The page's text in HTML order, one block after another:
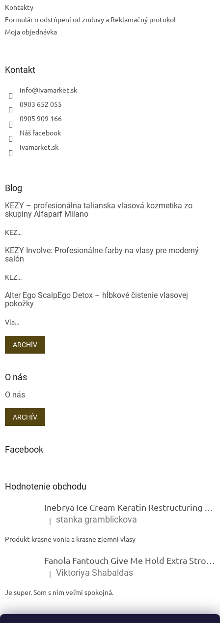
Kontakty
Formulár o odstúpení od zmluvy a Reklamačný protokol
Moja objednávka
Kontakt
info@ivamarket.sk
0903 652 055
0905 909 166
Náš facebook
ivamarket.sk
Blog
KEZY – profesionálna talianska vlasová kozmetika zo
skupiny Alfaparf Milano
KEZ...
KEZY Involve: Profesionálne farby na vlasy pre moderný
salón
KEZ...
Alter Ego ScalpEgo Detox – hĺbkové čistenie vlasovej
pokožky
Vla...
ARCHÍV
O nás
O nás
ARCHÍV
Facebook
Hodnotenie obchodu
Inebrya Ice Cream Keratin Restructuring Mask – reštrukturalizačná maska s keratínom 1000 ml
Hodnotenie produktu je 5 z 5 hviezdičiek.
| stanka gramblickova
Produkt krasne vonia a krasne zjemni vlasy
Fanola Fantouch Give Me Hold Extra Strong Fluid Gel - Extra silný rýchloschnúci tekutý gel 250 ml
Hodnotenie produktu je 5 z 5 hviezdičiek.
| Viktoriya Shabaldas
Je super. Som s ním veľmi spokojná.